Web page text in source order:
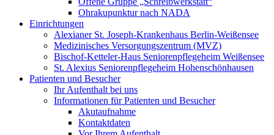
Ohrakupunktur nach NADA
Einrichtungen
Alexianer St. Joseph-Krankenhaus Berlin-Weißensee
Medizinisches Versorgungszentrum (MVZ)
Bischof-Ketteler-Haus Seniorenpflegeheim Weißensee
St. Alexius Seniorenpflegeheim Hohenschönhausen
Patienten und Besucher
Ihr Aufenthalt bei uns
Informationen für Patienten und Besucher
Akutaufnahme
Kontaktdaten